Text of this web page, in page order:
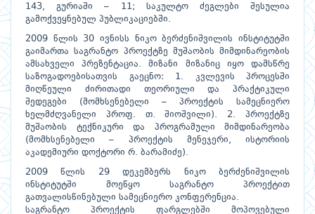
143, გურიაში – 11; საკულტო ძეგლები შესულია
გამოქვეყნებულ პუბლიკაციებში.
2009 წლის 30 ივნისს ნიკო ბერძენიშვილის ინსტიტუტში
გაიმართა საგრანტო პროექტზე მუშაობის მიმდინარეობის
ამსახველი პრეზენტაცია. მიზანი მიზანიც იყო დამსწრე
საზოგადოებისათვის გაეცნო: 1. კვლევის პროცესში
მიღწეული ძირითადი თეორიული და პრაქტიკული
შედეგები (მომხსენებელი – პროექტის სამეცნიერო
ხელმძღვანელი პროფ. თ. შიოშვილი). 2. პროექტზე
მუშაობის ტექნიკური და პროგრამული მიმდინარეობა
(მომხსენებელი – პროექტის მენეჯერი, ისტორიის
აკადემიური დოქტორი რ. ბარამიძე).
2009 წლის 29 დეკემბერს ნიკო ბერძენიშვილის
ინსტიტუტში მოეწყო საგრანტო პროექტით
გათვალისწინებული სამეცნიერო კონფერენცია.
საგრანტო პროექტის ფარგლებში მოპოვებული